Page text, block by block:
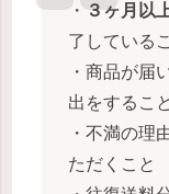
・３ヶ月以
了している
・商品が届
出をすること
・不満の理
ただくこと